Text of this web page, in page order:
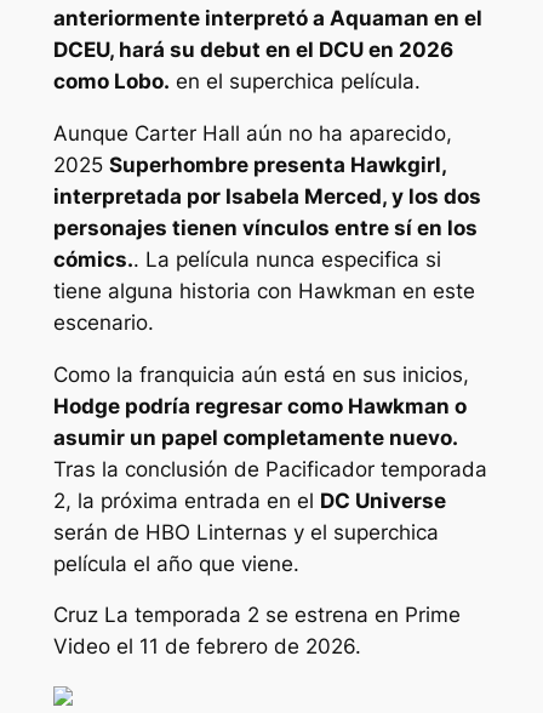
anteriormente interpretó a Aquaman en el
DCEU, hará su debut en el DCU en 2026
como Lobo. en el superchica película.
Aunque Carter Hall aún no ha aparecido,
2025 Superhombrepresenta Hawkgirl,
interpretada por Isabela Merced, y los dos
personajes tienen vínculos entre sí en los
cómics.. La película nunca especifica si
tiene alguna historia con Hawkman en este
escenario.
Como la franquicia aún está en sus inicios,
Hodge podría regresar como Hawkman o
asumir un papel completamente nuevo.
Tras la conclusión de Pacificadortemporada
2, la próxima entrada en el DC Universe
serán de HBO Linternas y el superchica
película el año que viene.
CruzLa temporada 2 se estrena en Prime
Video el 11 de febrero de 2026.